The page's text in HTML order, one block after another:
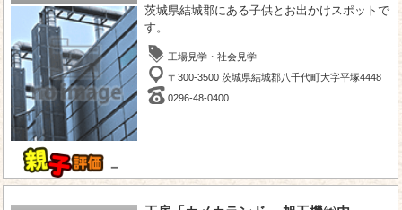
－
茨城県結城郡にある子供とお出かけスポットで
す。
工場見学・社会見学
〒300-3500 茨城県結城郡八千代町大字平塚4448
0296-48-0400